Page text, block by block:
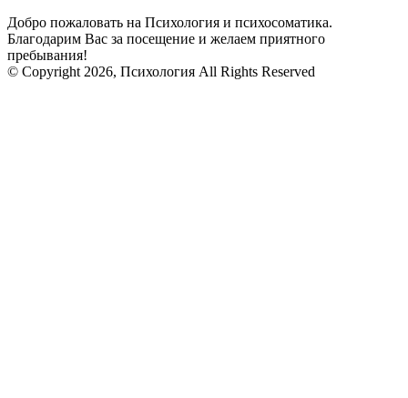
Добро пожаловать на Психология и психосоматика.
Благодарим Вас за посещение и желаем приятного
пребывания!
© Copyright 2026, Психология All Rights Reserved